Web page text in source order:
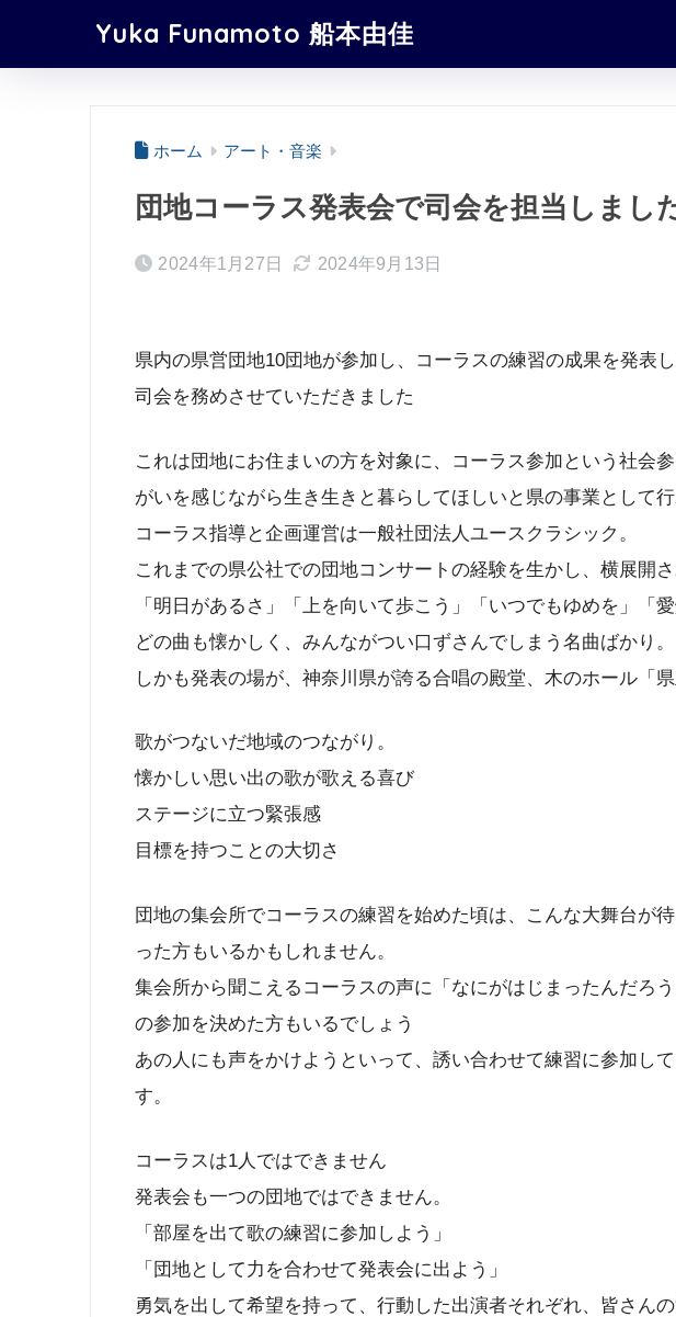
Yuka Funamoto 船本由佳
ホーム アート・音楽
団地コーラス発表会で司会を担当しまし
2024年1月27日 2024年9月13日
県内の県営団地10団地が参加し、コーラスの練習の成果を発表し
司会を務めさせていただきました
これは団地にお住まいの方を対象に、コーラス参加という社会
がいを感じながら生き生きと暮らしてほしいと県の事業として行
コーラス指導と企画運営は一般社団法人ユースクラシック。
これまでの県公社での団地コンサートの経験を生かし、横展開さ
「明日があるさ」「上を向いて歩こう」「いつでもゆめを」「
どの曲も懐かしく、みんながつい口ずさんでしまう名曲ばかり。
しかも発表の場が、神奈川県が誇る合唱の殿堂、木のホール「県
歌がつないだ地域のつながり。
懐かしい思い出の歌が歌える喜び
ステージに立つ緊張感
目標を持つことの大切さ
団地の集会所でコーラスの練習を始めた頃は、こんな大舞台が
った方もいるかもしれません。
集会所から聞こえるコーラスの声に「なにがはじまったんだろ
の参加を決めた方もいるでしょう
あの人にも声をかけようといって、誘い合わせて練習に参加し
す。
コーラスは1人ではできません
発表会も一つの団地ではできません。
「部屋を出て歌の練習に参加しよう」
「団地として力を合わせて発表会に出よう」
勇気を出して希望を持って、行動した出演者それぞれ、皆さん